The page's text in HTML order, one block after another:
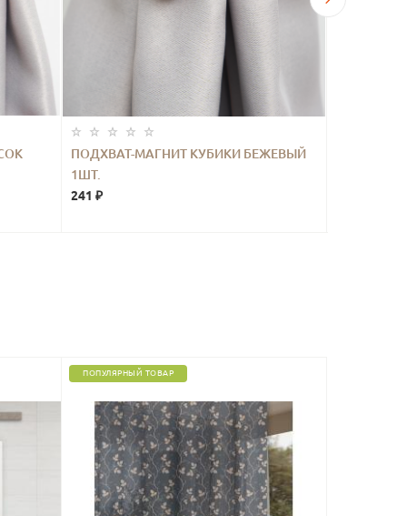
ПОДХВАТ-МАГНИТ КУБИКИ БЕЖЕВЫЙ
1ШТ.
241 ₽
ПОПУЛЯРНЫЙ ТОВАР